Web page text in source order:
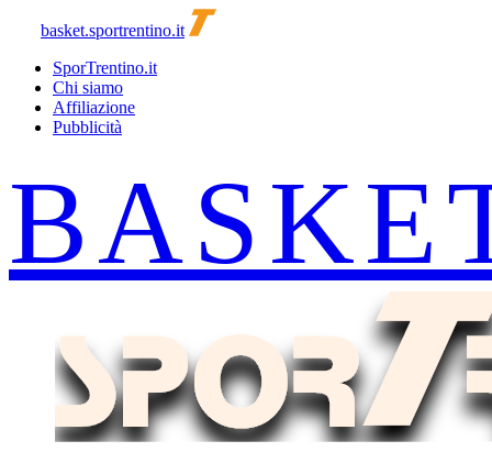
basket.sportrentino.it
SporTrentino.it
Chi siamo
Affiliazione
Pubblicità